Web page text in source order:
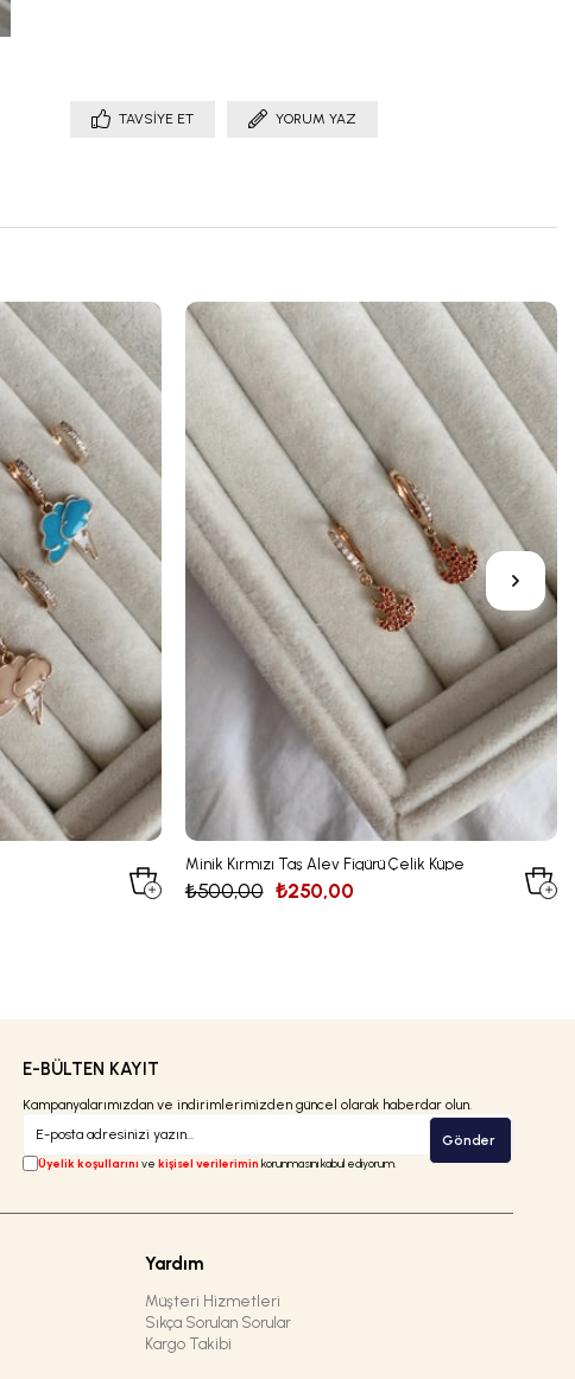
TAVSIYE ET YORUM YAZ
Minik Kırmızı Taş Alev Figürü Çelik Küpe
₺250,00
₺500,00
E-BÜLTEN KAYIT
Kampanyalarımızdan ve indirimlerimizden güncel olarak haberdar olun.
Gönder
Üyelik koşullarını ve kişisel verilerimin korunmasını kabul ediyorum.
Yardım
Müşteri Hizmetleri
Sıkça Sorulan Sorular
Kargo Takibi